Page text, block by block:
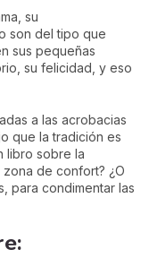
su
son del tipo que
sus pequeñas
su felicidad, y eso
a las acrobacias
que la tradición es
libro sobre la
de confort? ¿O
para condimentar las